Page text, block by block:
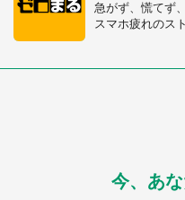
急がず、慌てず
スマホ疲れのス
今、あ